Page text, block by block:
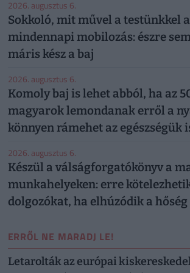
2026. augusztus 6.
Sokkoló, mit művel a testünkkel a
mindennapi mobilozás: észre
máris kész a baj
2026. augusztus 6.
Komoly baj is lehet abból, ha az
magyarok lemondanak erről a
könnyen rámehet az egészségük
2026. augusztus 6.
Készül a válságforgatókönyv a
munkahelyeken: erre
dolgozókat, ha elhúzódik a hőség
ERRŐL NE MARADJ LE!
Letarolták az európai